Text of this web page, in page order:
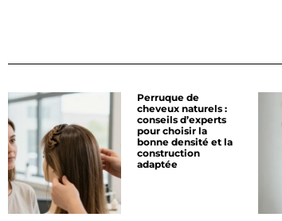
Perruque de
cheveux naturels :
conseils d’experts
pour choisir la
bonne densité et la
construction
adaptée